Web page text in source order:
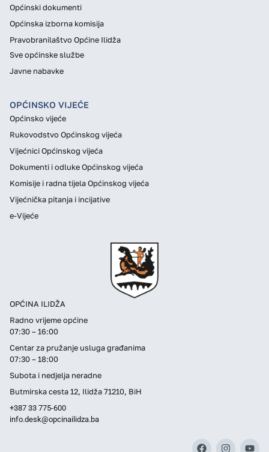
OPĆINA ILIDŽA
Radno vrijeme općine
07:30 – 16:00
Centar za pružanje usluga građanima
07:30 – 18:00
Subota i nedjelja neradne
Butmirska cesta 12, Ilidža 71210, BiH
+387 33 775-600
info.desk@opcinailidza.ba
Općinski dokumenti
Općinska izborna komisija
Pravobranilaštvo Općine Ilidža
Sve općinske službe
Javne nabavke
OPĆINSKO VIJEĆE
Općinsko vijeće
Rukovodstvo Općinskog vijeća
Vijećnici Općinskog vijeća
Dokumenti i odluke Općinskog vijeća
Komisije i radna tijela Općinskog vijeća
Vijećnička pitanja i incijative
e-Vijeće